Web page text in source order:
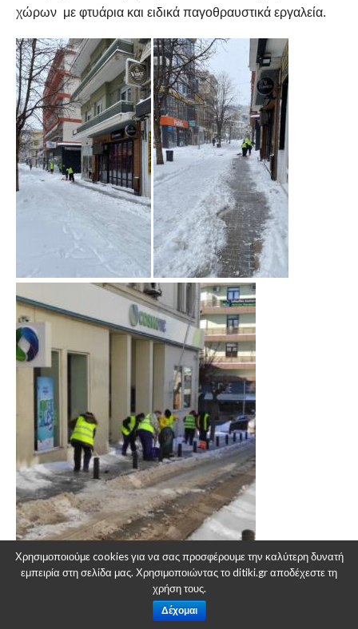
χώρων με φτυάρια και ειδικά παγοθραυστικά εργαλεία.
Χρησιμοποιούμε cookies για να σας προσφέρουμε την καλύτερη δυνατή
εμπειρία στη σελίδα μας. Χρησιμοποιώντας το ditiki.gr αποδέχεστε τη
χρήση τους.
Δέχομαι